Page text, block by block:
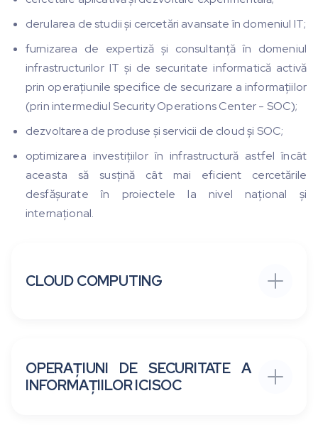
derularea de studii și cercetări avansate în domeniul IT;
furnizarea de expertiză și consultanță în domeniul
infrastructurilor IT și de securitate informatică activă
prin operațiunile specifice de securizare a informațiilor
(prin intermediul Security Operations Center - SOC);
dezvoltarea de produse și servicii de cloud și SOC;
optimizarea investițiilor în infrastructură astfel încât
aceasta să susțină cât mai eficient cercetările
desfășurate în proiectele la nivel național și
internațional.
CLOUD COMPUTING
OPERAȚIUNI DE SECURITATE A
INFORMAȚIILOR ICISOC